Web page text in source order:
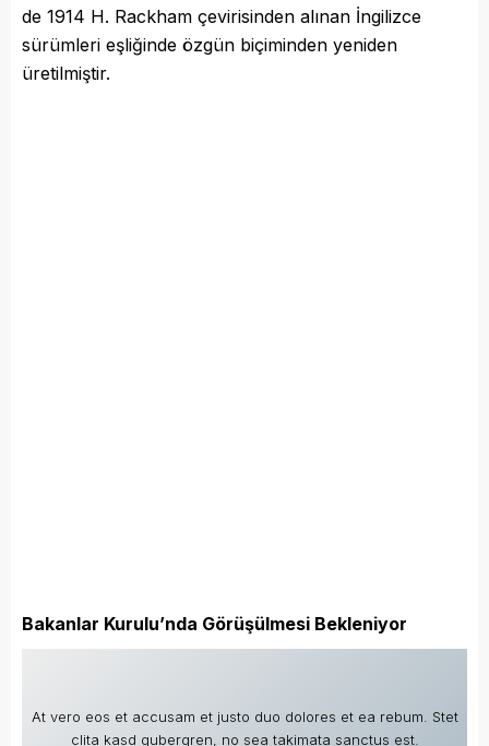
de 1914 H. Rackham çevirisinden alınan İngilizce
sürümleri eşliğinde özgün biçiminden yeniden
üretilmiştir.
Bakanlar Kurulu’nda Görüşülmesi Bekleniyor
At vero eos et accusam et justo duo dolores et ea rebum. Stet
clita kasd gubergren, no sea takimata sanctus est.